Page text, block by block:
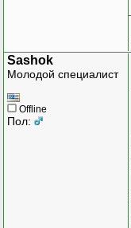
Sashok
Молодой специалист
Offline
Пол: